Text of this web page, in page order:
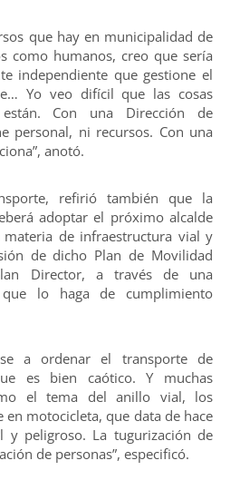
que hay en municipalidad de
como humanos, creo que sería
independiente que gestione el
Yo veo difícil que las cosas
Con una Dirección de
personal, ni recursos. Con una
anotó.
refirió también que la
adoptar el próximo alcalde
de infraestructura vial y
de dicho Plan de Movilidad
Director, a través de una
que lo haga de cumplimiento
a ordenar el transporte de
es bien caótico. Y muchas
el tema del anillo vial, los
en motocicleta, que data de hace
y peligroso. La tugurización de
de personas”, especificó.